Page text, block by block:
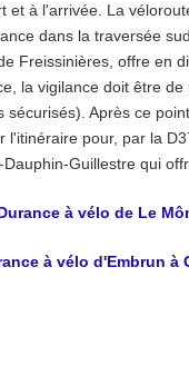
et à l'arrivée. La
dans la traversée
Freissinières, offre en
la vigilance doit être
Après ce
l'itinéraire pour, par la
Guillestre qui
à vélo de Le
à vélo d'Embrun à